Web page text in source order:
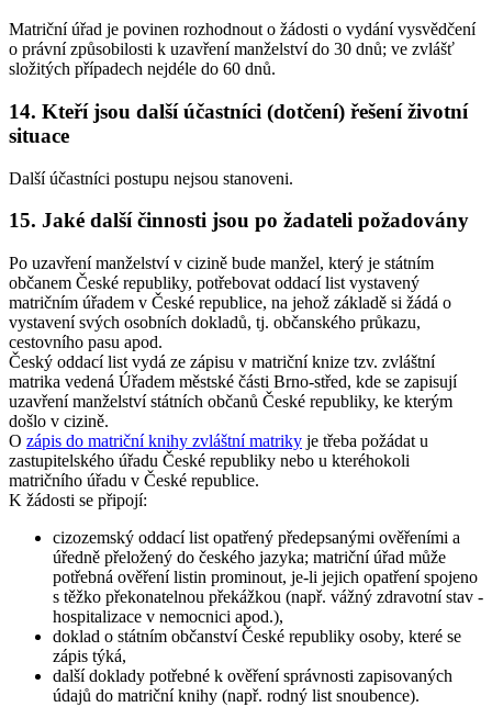
Matriční úřad je povinen rozhodnout o žádosti o vydání vysvědčení
o právní způsobilosti k uzavření manželství do 30 dnů; ve zvlášť
složitých případech nejdéle do 60 dnů.
14. Kteří jsou další účastníci (dotčení) řešení životní
situace
Další účastníci postupu nejsou stanoveni.
15. Jaké další činnosti jsou po žadateli požadovány
Po uzavření manželství v cizině bude manžel, který je státním
občanem České republiky, potřebovat oddací list vystavený
matričním úřadem v České republice, na jehož základě si žádá o
vystavení svých osobních dokladů, tj. občanského průkazu,
cestovního pasu apod.
Český oddací list vydá ze zápisu v matriční knize tzv. zvláštní
matrika vedená Úřadem městské části Brno-střed, kde se zapisují
uzavření manželství státních občanů České republiky, ke kterým
došlo v cizině.
O zápis do matriční knihy zvláštní matriky je třeba požádat u
zastupitelského úřadu České republiky nebo u kteréhokoli
matričního úřadu v České republice.
K žádosti se připojí:
cizozemský oddací list opatřený předepsanými ověřeními a
úředně přeložený do českého jazyka; matriční úřad může
potřebná ověření listin prominout, je-li jejich opatření spojeno
s těžko překonatelnou překážkou (např. vážný zdravotní stav -
hospitalizace v nemocnici apod.),
doklad o státním občanství České republiky osoby, které se
zápis týká,
další doklady potřebné k ověření správnosti zapisovaných
údajů do matriční knihy (např. rodný list snoubence).